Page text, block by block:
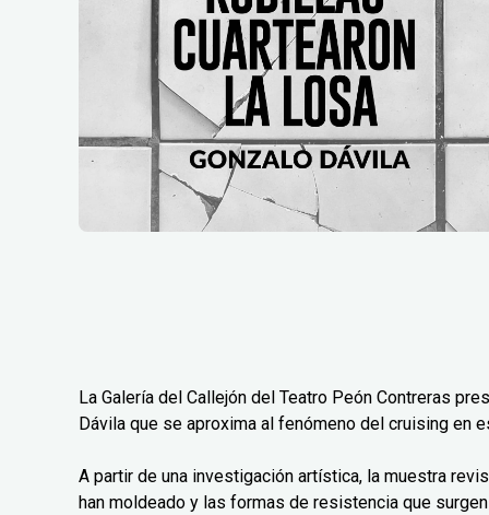
La Galería del Callejón del Teatro Peón Contreras
Dávila que se aproxima al fenómeno del cruising en
A partir de una investigación artística, la muestra
han moldeado y las formas de resistencia que